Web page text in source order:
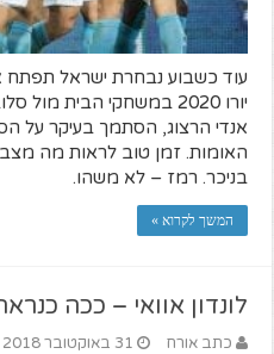
עוד כשבוע נבחרת ישראל תפתח
יורו 2020 במשחקי הבית
אנדי הרצוג, הסתמך בעיקר על
האומות. זמן טוב לראות מה
בניכר. רמז – לא משהו.
המשך לקרוא »
לונדון אוואי – ככה
כתב אורח 31 באוקטובר 2018